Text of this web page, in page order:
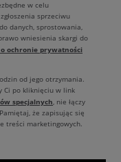
w celu
sprzeciwu
danych, sprostowania,
wniesienia skargi do
o ochronie prywatności
od jego otrzymania.
Ci po kliknięciu w link
specjalnych, nie łączy
że zapisując się
treści marketingowych.